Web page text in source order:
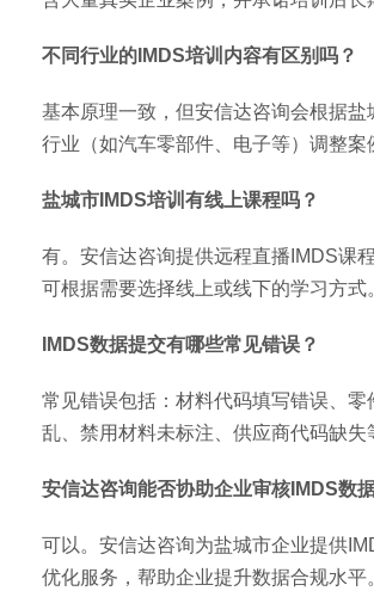
不同行业的IMDS培训内容有区别吗？
基本原理一致，但安信达咨询会根据盐
行业（如汽车零部件、电子等）调整案
盐城市IMDS培训有线上课程吗？
有。安信达咨询提供远程直播IMDS课
可根据需要选择线上或线下的学习方式
IMDS数据提交有哪些常见错误？
常见错误包括：材料代码填写错误、零
乱、禁用材料未标注、供应商代码缺失
安信达咨询能否协助企业审核IMDS数
可以。安信达咨询为盐城市企业提供
优化服务，帮助企业提升数据合规水平